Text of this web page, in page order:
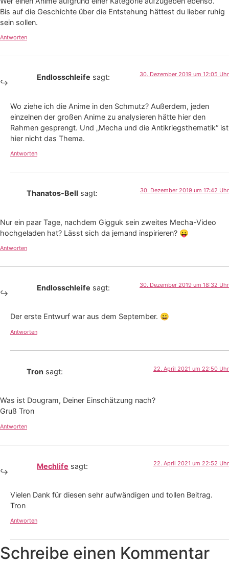
Bis auf die Geschichte über die Entstehung hättest du lieber ruhig
sein sollen.
Antworten
Endlosschleife sagt: 30. Dezember 2019 um 12:05 Uhr
Wo ziehe ich die Anime in den Schmutz? Außerdem, jeden
einzelnen der großen Anime zu analysieren hätte hier den
Rahmen gesprengt. Und „Mecha und die Antikriegsthematik“ ist
hier nicht das Thema.
Antworten
Thanatos-Bell sagt: 30. Dezember 2019 um 17:42 Uhr
Nur ein paar Tage, nachdem Gigguk sein zweites Mecha-Video
hochgeladen hat? Lässt sich da jemand inspirieren? 😛
Antworten
Endlosschleife sagt: 30. Dezember 2019 um 18:32 Uhr
Der erste Entwurf war aus dem September. 😀
Antworten
Tron sagt: 22. April 2021 um 22:50 Uhr
Was ist Dougram, Deiner Einschätzung nach?
Gruß Tron
Antworten
Mechlife sagt: 22. April 2021 um 22:52 Uhr
Vielen Dank für diesen sehr aufwändigen und tollen Beitrag.
Tron
Antworten
Schreibe einen Kommentar